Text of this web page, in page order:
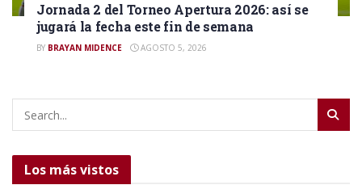
Jornada 2 del Torneo Apertura 2026: así se
jugará la fecha este fin de semana
BY BRAYAN MIDENCE AGOSTO 5, 2026
Los más vistos